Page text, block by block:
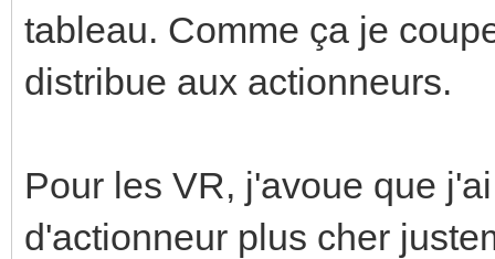
tableau. Comme ça je
distribue aux actionneurs.
Pour les VR, j'avoue que
d'actionneur plus cher